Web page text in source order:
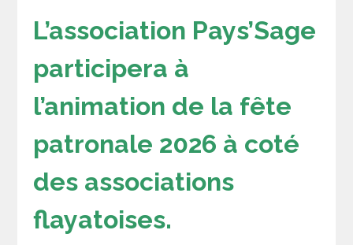
L’association Pays’Sage
participera à
l’animation de la fête
patronale 2026 à coté
des associations
flayatoises.